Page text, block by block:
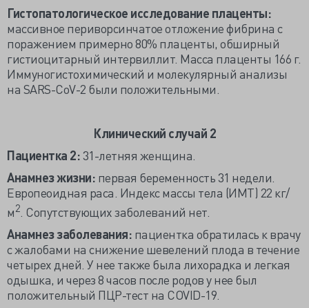
Гистопатологическое исследование плаценты:
массивное периворсинчатое отложение фибрина с
поражением примерно 80% плаценты, обширный
гистиоцитарный интервиллит. Масса плаценты 166 г.
Иммуногистохимический и молекулярный анализы
на SARS-CoV-2 были положительными.
Клинический случай 2
Пациентка 2: 31-летняя женщина.
Анамнез жизни: первая беременность 31 недели.
Европеоидная раса. Индекс массы тела (ИМТ) 22 кг/
м2 . Сопутствующих заболеваний нет.
Анамнез заболевания: пациентка обратилась к врачу
с жалобами на снижение шевелений плода в течение
четырех дней. У нее также была лихорадка и легкая
одышка, и через 8 часов после родов у нее был
положительный ПЦР-тест на COVID-19.